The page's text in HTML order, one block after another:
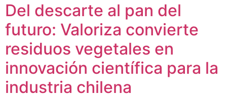
Del descarte al pan del
futuro: Valoriza convierte
residuos vegetales en
innovación científica para la
industria chilena